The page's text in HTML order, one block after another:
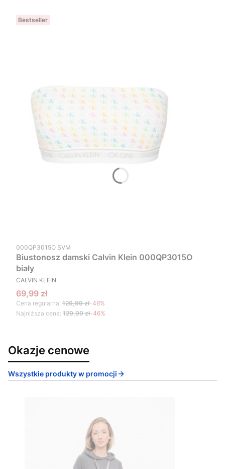
Bestseller
Kod produktu
000QP3015O SVM
Biustonosz damski Calvin Klein 000QP3015O
biały
PRODUCENT
CALVIN KLEIN
Cena promocyjna
69,99 zł
Cena regularna: 129,99 zł-46%
Najniższa cena: 129,99 zł-46%
Okazje cenowe
Wszystkie produkty w promocji